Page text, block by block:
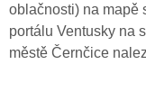
oblačnosti) na mapě
portálu Ventusky na
městě Černčice